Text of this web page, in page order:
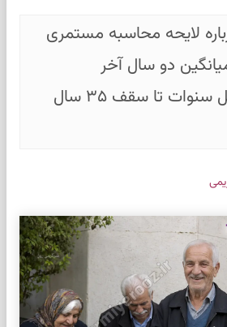
لایحه محاسبه مستمری
دو سال آخر
بیمه‌پردازی به کل سنوات تا سقف ۳۵ سال